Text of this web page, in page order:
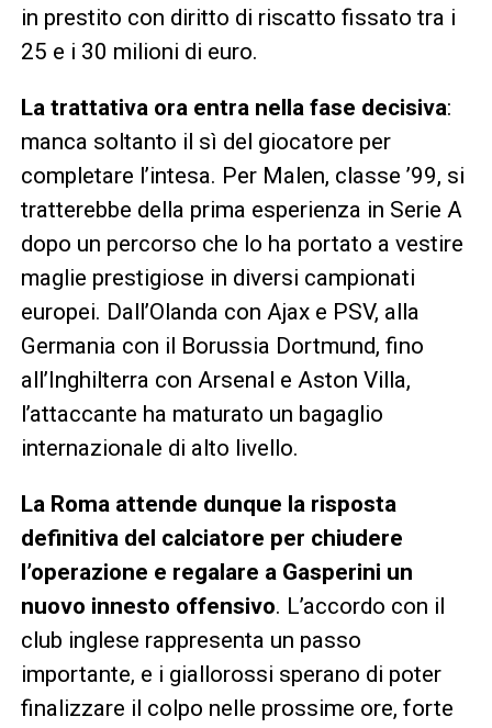
in prestito con diritto di riscatto fissato tra i
25 e i 30 milioni di euro.
La trattativa ora entra nella fase decisiva:
manca soltanto il sì del giocatore per
completare l’intesa. Per Malen, classe ’99, si
tratterebbe della prima esperienza in Serie A
dopo un percorso che lo ha portato a vestire
maglie prestigiose in diversi campionati
europei. Dall’Olanda con Ajax e PSV, alla
Germania con il Borussia Dortmund, fino
all’Inghilterra con Arsenal e Aston Villa,
l’attaccante ha maturato un bagaglio
internazionale di alto livello.
La Roma attende dunque la risposta
definitiva del calciatore per chiudere
l’operazione e regalare a Gasperini un
nuovo innesto offensivo. L’accordo con il
club inglese rappresenta un passo
importante, e i giallorossi sperano di poter
finalizzare il colpo nelle prossime ore, forte